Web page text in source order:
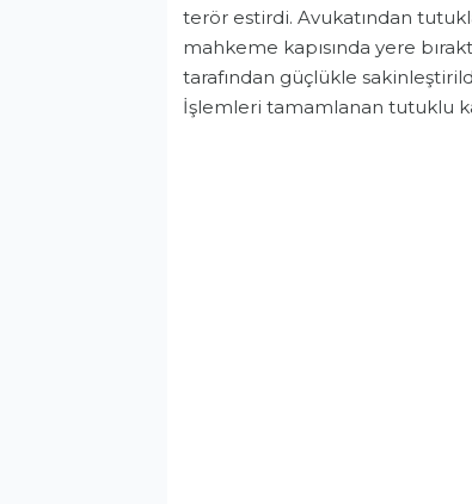
terör estirdi. Avukatından
mahkeme kapısında yere
tarafından güçlükle
İşlemleri tamamlanan tutuklu